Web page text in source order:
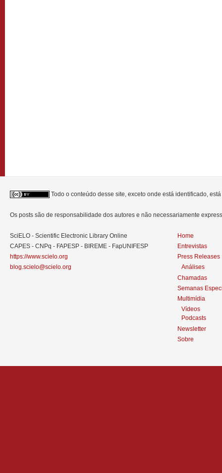
Todo o conteúdo desse site, exceto onde está identificado,
Os posts são de responsabilidade dos autores e não necessariamente
SciELO - Scientific Electronic Library Online
CAPES - CNPq - FAPESP - BIREME - FapUNIFESP
https://www.scielo.org
blog.scielo@scielo.org
Home
Entrevistas
Press Releases
Análises
Chamadas
Semanas
Multimídia
Vídeos
Podcasts
Newsletter
Sobre